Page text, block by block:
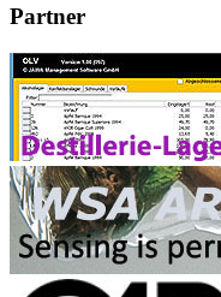
Partner